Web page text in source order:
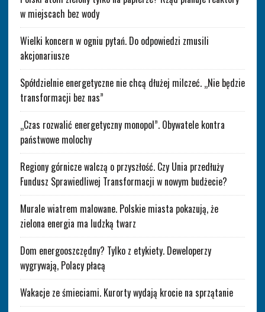
w miejscach bez wody
Wielki koncern w ogniu pytań. Do odpowiedzi zmusili
akcjonariusze
Spółdzielnie energetyczne nie chcą dłużej milczeć. „Nie będzie
transformacji bez nas”
„Czas rozwalić energetyczny monopol”. Obywatele kontra
państwowe molochy
Regiony górnicze walczą o przyszłość. Czy Unia przedłuży
Fundusz Sprawiedliwej Transformacji w nowym budżecie?
Murale wiatrem malowane. Polskie miasta pokazują, że
zielona energia ma ludzką twarz
Dom energooszczędny? Tylko z etykiety. Deweloperzy
wygrywają, Polacy płacą
Wakacje ze śmieciami. Kurorty wydają krocie na sprzątanie